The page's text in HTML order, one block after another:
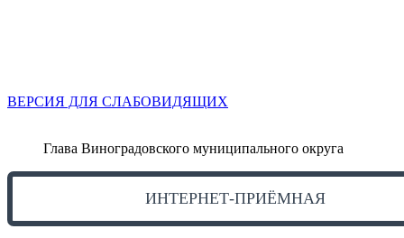
ВЕРСИЯ ДЛЯ СЛАБОВИДЯЩИХ
Глава Виноградовского муниципального округа
ИНТЕРНЕТ-ПРИЁМНАЯ